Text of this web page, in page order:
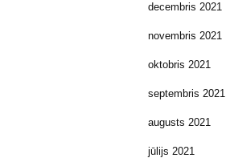
decembris 2021
novembris 2021
oktobris 2021
septembris 2021
augusts 2021
jūlijs 2021